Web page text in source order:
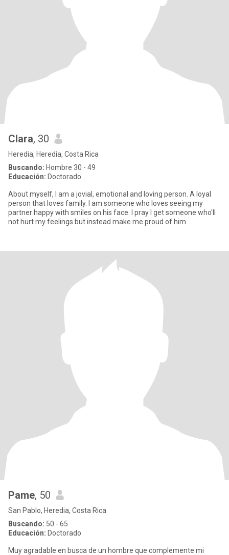
Clara, 30
Heredia, Heredia, Costa Rica
Buscando: Hombre 30 - 49
Educación: Doctorado
About myself, I am a jovial, emotional and loving person. A loyal
person that loves family. I am someone who loves seeing my
partner happy with smiles on his face. I pray I get someone who'll
not hurt my feelings but instead make me proud of him.
Pame, 50
San Pablo, Heredia, Costa Rica
Buscando: 50 - 65
Educación: Doctorado
Muy agradable en busca de un hombre que complemente mi